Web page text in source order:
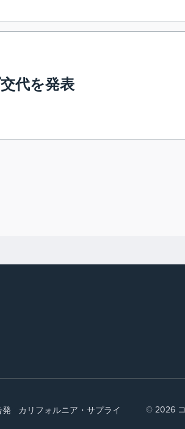
代を発表
発
カリフォルニア・サプライ
© 2026